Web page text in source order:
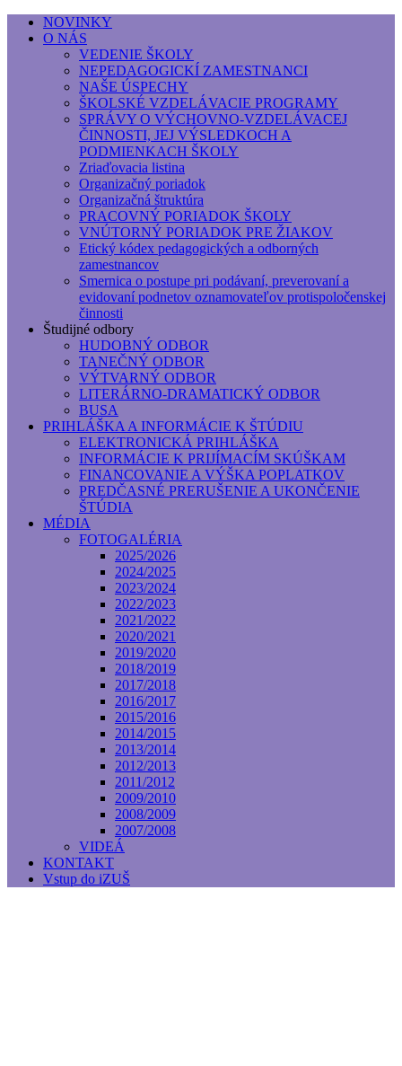
Základná umelecká škola, Hálkova
Základná umelecká škola, Hálkova 56, Bratislava -
NOVINKY
O NÁS
VEDENIE ŠKOLY
NEPEDAGOGICKÍ ZAMESTNANCI
NAŠE ÚSPECHY
ŠKOLSKÉ VZDELÁVACIE PROGRAMY
SPRÁVY O VÝCHOVNO-VZDELÁVACEJ
ČINNOSTI, JEJ VÝSLEDKOCH A
PODMIENKACH ŠKOLY
Zriaďovacia listina
Organizačný poriadok
Organizačná štruktúra
PRACOVNÝ PORIADOK ŠKOLY
VNÚTORNÝ PORIADOK PRE ŽIAKOV
Etický kódex pedagogických a odborných
zamestnancov
Smernica o postupe pri podávaní, preverovaní a
evidovaní podnetov oznamovateľov protispoločenskej
činnosti
Študijné odbory
HUDOBNÝ ODBOR
TANEČNÝ ODBOR
VÝTVARNÝ ODBOR
LITERÁRNO-DRAMATICKÝ ODBOR
BUSA
PRIHLÁŠKA A INFORMÁCIE K ŠTÚDIU
ELEKTRONICKÁ PRIHLÁŠKA
INFORMÁCIE K PRIJÍMACÍM SKÚŠKAM
FINANCOVANIE A VÝŠKA POPLATKOV
PREDČASNÉ PRERUŠENIE A UKONČENIE
ŠTÚDIA
MÉDIA
FOTOGALÉRIA
2025/2026
2024/2025
2023/2024
2022/2023
2021/2022
2020/2021
2019/2020
2018/2019
2017/2018
2016/2017
2015/2016
2014/2015
2013/2014
2012/2013
2011/2012
2009/2010
2008/2009
2007/2008
VIDEÁ
KONTAKT
Vstup do iZUŠ